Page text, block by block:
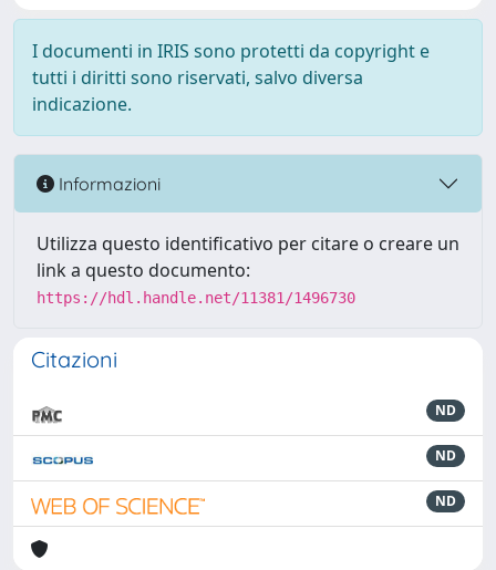
I documenti in IRIS sono protetti da copyright e
tutti i diritti sono riservati, salvo diversa
indicazione.
Informazioni
Utilizza questo identificativo per citare o creare un
link a questo documento:
https://hdl.handle.net/11381/1496730
Citazioni
ND
ND
ND